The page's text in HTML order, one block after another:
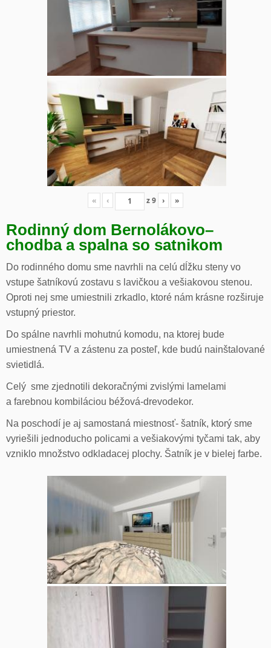
« ‹ z9 › »
Rodinný dom Bernolákovo–
chodba a spalna so satnikom
Do rodinného domu sme navrhli na celú dĺžku steny vo
vstupe šatníkovú zostavu s lavičkou a vešiakovou stenou.
Oproti nej sme umiestnili zrkadlo, ktoré nám krásne rozširuje
vstupný priestor.
Do spálne navrhli mohutnú komodu, na ktorej bude
umiestnená TV a zástenu za posteľ, kde budú nainštalované
svietidlá.
Celý sme zjednotili dekoračnými zvislými lamelami
a farebnou kombiláciou béžová-drevodekor.
Na poschodí je aj samostaná miestnosť- šatník, ktorý sme
vyriešili jednoducho policami a vešiakovými tyčami tak, aby
vzniklo množstvo odkladacej plochy. Šatník je v bielej farbe.